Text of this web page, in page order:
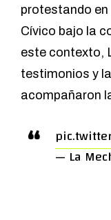
protestando en
Cívico bajo la
este contexto,
testimonios y
acompañaron
— La